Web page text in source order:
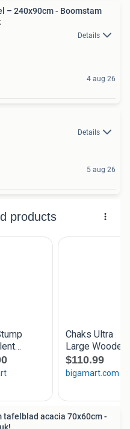
– 240x90cm - Boomstam
Details
4 aug 26
Details
5 aug 26
tafelblad acacia 70x60cm -